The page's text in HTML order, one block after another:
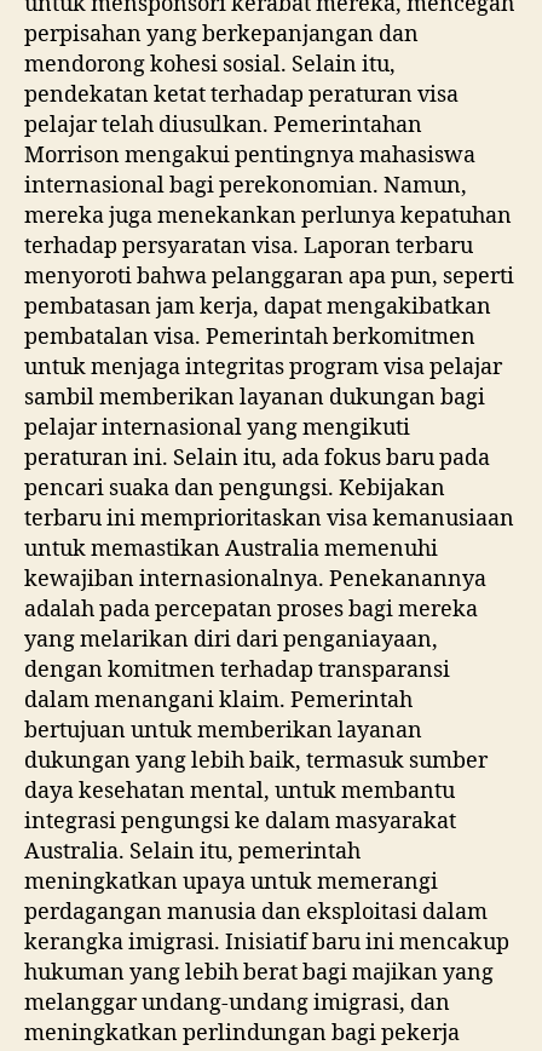
perpisahan yang berkepanjangan dan
mendorong kohesi sosial. Selain itu,
pendekatan ketat terhadap peraturan visa
pelajar telah diusulkan. Pemerintahan
Morrison mengakui pentingnya mahasiswa
internasional bagi perekonomian. Namun,
mereka juga menekankan perlunya kepatuhan
terhadap persyaratan visa. Laporan terbaru
menyoroti bahwa pelanggaran apa pun, seperti
pembatasan jam kerja, dapat mengakibatkan
pembatalan visa. Pemerintah berkomitmen
untuk menjaga integritas program visa pelajar
sambil memberikan layanan dukungan bagi
pelajar internasional yang mengikuti
peraturan ini. Selain itu, ada fokus baru pada
pencari suaka dan pengungsi. Kebijakan
terbaru ini memprioritaskan visa kemanusiaan
untuk memastikan Australia memenuhi
kewajiban internasionalnya. Penekanannya
adalah pada percepatan proses bagi mereka
yang melarikan diri dari penganiayaan,
dengan komitmen terhadap transparansi
dalam menangani klaim. Pemerintah
bertujuan untuk memberikan layanan
dukungan yang lebih baik, termasuk sumber
daya kesehatan mental, untuk membantu
integrasi pengungsi ke dalam masyarakat
Australia. Selain itu, pemerintah
meningkatkan upaya untuk memerangi
perdagangan manusia dan eksploitasi dalam
kerangka imigrasi. Inisiatif baru ini mencakup
hukuman yang lebih berat bagi majikan yang
melanggar undang-undang imigrasi, dan
meningkatkan perlindungan bagi pekerja